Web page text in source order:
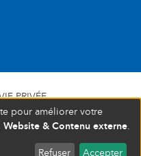
PRIVÉE
TRIOMPHE 201 1160
: 472 937 059
pour améliorer votre
& Contenu externe.
Refuser Accepter